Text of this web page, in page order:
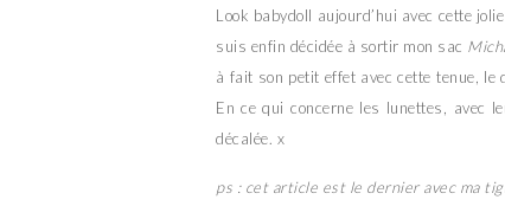
Look babydoll aujourd’hui avec cette
suis enfin décidée à sortir mon sac
à fait son petit effet avec cette tenue,
En ce qui concerne les lunettes, avec
décalée. x
ps : cet article est le dernier avec ma